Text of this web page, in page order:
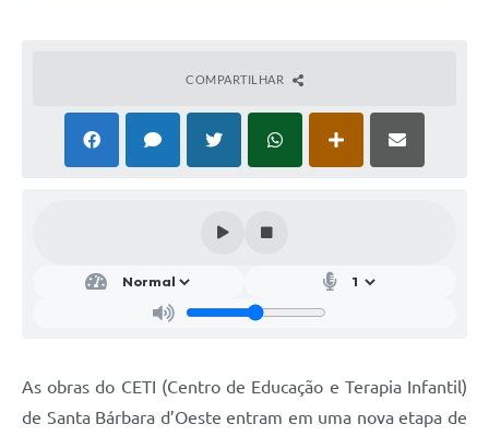
Notícias
Galeria de Vídeos
Contato
COMPARTILHAR
As obras do CETI (Centro de Educação e Terapia Infantil)
de Santa Bárbara d’Oeste entram em uma nova etapa de